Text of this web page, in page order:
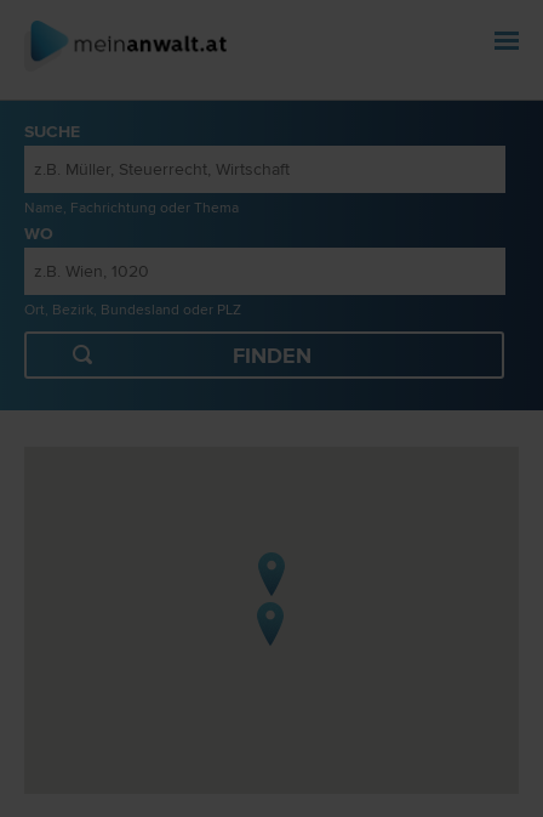
SUCHE
Name, Fachrichtung oder Thema
WO
Ort, Bezirk, Bundesland oder PLZ